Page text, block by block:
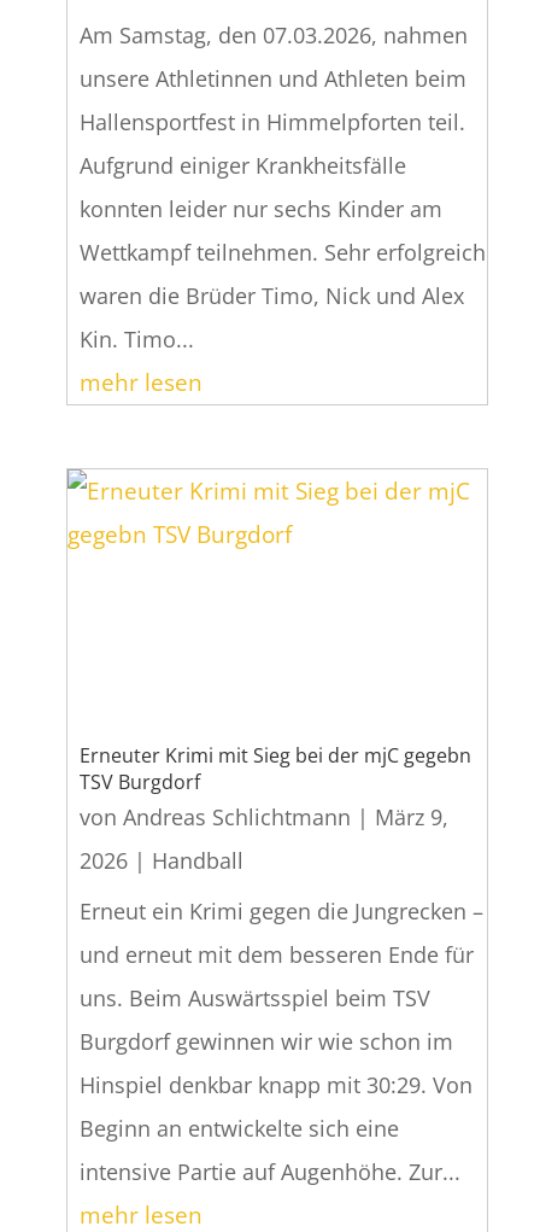
Am Samstag, den 07.03.2026, nahmen
unsere Athletinnen und Athleten beim
Hallensportfest in Himmelpforten teil.
Aufgrund einiger Krankheitsfälle
konnten leider nur sechs Kinder am
Wettkampf teilnehmen. Sehr erfolgreich
waren die Brüder Timo, Nick und Alex
Kin. Timo...
mehr lesen
Erneuter Krimi mit Sieg bei der mjC gegebn
TSV Burgdorf
von Andreas Schlichtmann | März 9,
2026| Handball
Erneut ein Krimi gegen die Jungrecken –
und erneut mit dem besseren Ende für
uns. Beim Auswärtsspiel beim TSV
Burgdorf gewinnen wir wie schon im
Hinspiel denkbar knapp mit 30:29. Von
Beginn an entwickelte sich eine
intensive Partie auf Augenhöhe. Zur...
mehr lesen